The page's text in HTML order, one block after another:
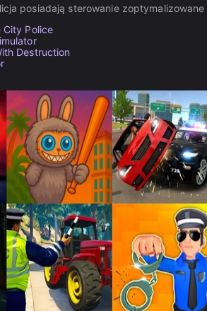
posiadają sterowanie
City Police
Destruction